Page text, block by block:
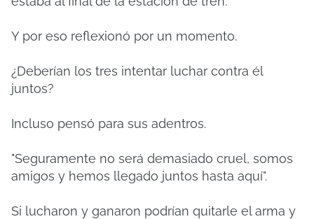
Y por eso reflexionó por un momento.
¿Deberían los tres intentar luchar contra él
juntos?
Incluso pensó para sus adentros.
"Seguramente no será demasiado cruel, somos
amigos y hemos llegado juntos hasta aquí".
Si lucharon y ganaron podrían quitarle el arma y